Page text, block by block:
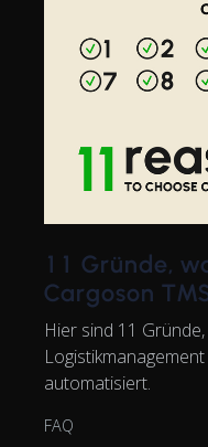
11 Gründe,
Cargoson
Hier sind 11
automatisiert.
FAQ